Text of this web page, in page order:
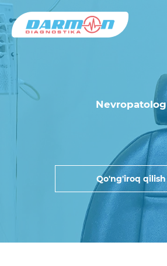
Nevropatolog
Qo'ng'iroq qilish